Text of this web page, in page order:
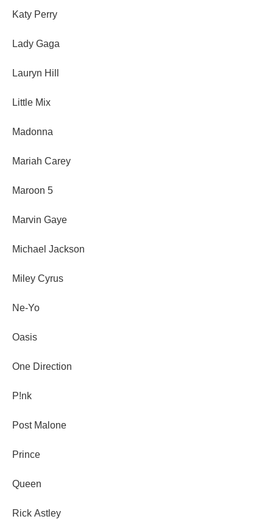
Katy Perry
Lady Gaga
Lauryn Hill
Little Mix
Madonna
Mariah Carey
Maroon 5
Marvin Gaye
Michael Jackson
Miley Cyrus
Ne-Yo
Oasis
One Direction
P!nk
Post Malone
Prince
Queen
Rick Astley